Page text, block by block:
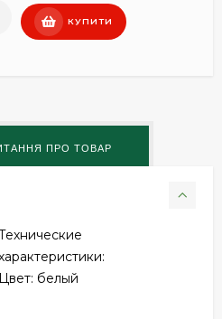
КУПИТИ
Цвет: белый